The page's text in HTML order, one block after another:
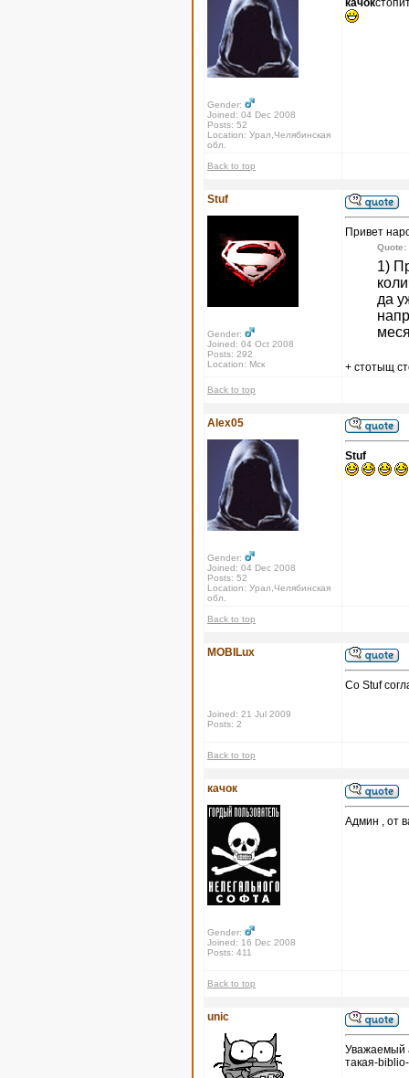
Gender:
Joined: 04 Dec 2008
Posts: 52
Location: Урал,Челябинская
обл.
качок
Back to top
Stuf
Gender:
Joined: 04 Oct 2008
Posts: 292
Location: Мск
Привет
Quote:
1)
да
+ стотыщ
Back to top
Alex05
Gender:
Joined: 04 Dec 2008
Posts: 52
Location: Урал,Челябинская
обл.
Stuf
Back to top
MOBILux
Joined: 21 Jul 2009
Posts: 2
Со Stuf
Back to top
качок
Gender:
Joined: 16 Dec 2008
Posts: 411
Админ , от
Back to top
unic
Уважаемый
такая-